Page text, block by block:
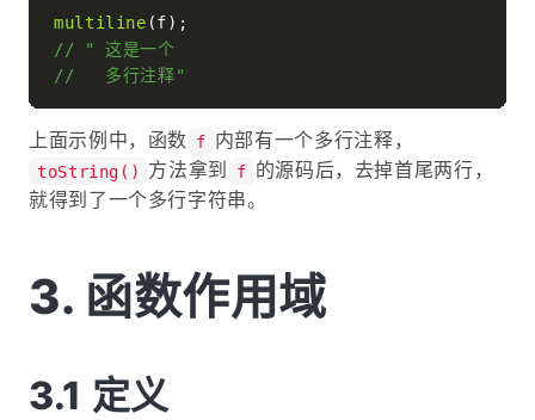
multiline
// " 这是一个
//   多行注释"
上面示例中，函数 f 内部有一个多行注释，
toString() 方法拿到 f 的源码后，去掉首尾两行，
就得到了一个多行字符串。
函数作用域
定义